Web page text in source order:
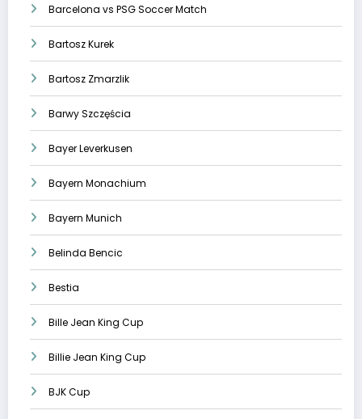
Barcelona vs PSG Soccer Match
Bartosz Kurek
Bartosz Zmarzlik
Barwy Szczęścia
Bayer Leverkusen
Bayern Monachium
Bayern Munich
Belinda Bencic
Bestia
Bille Jean King Cup
Billie Jean King Cup
BJK Cup